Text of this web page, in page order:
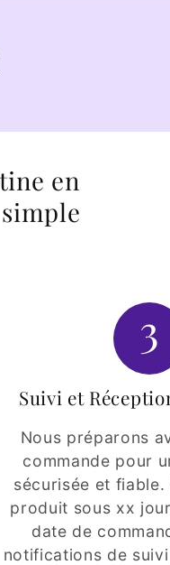
en
3
Suivi et
Nous préparons
commande pour
sécurisée et
produit sous xx
date de
notifications de